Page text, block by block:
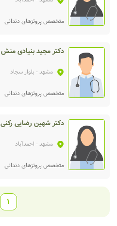
متخصص پروتزهای دندانی
دکتر مجید بنیادی منش
مشهد- بلوار سجاد
متخصص پروتزهای دندانی
دکتر شهین رضایی رکنی
مشهد- احمدآباد
متخصص پروتزهای دندانی
1